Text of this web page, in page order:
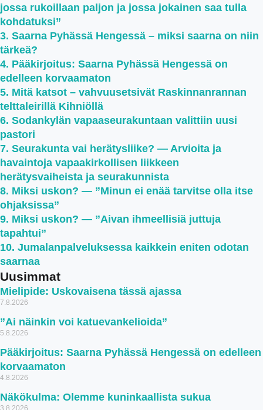
jossa rukoillaan paljon ja jossa jokainen saa tulla
kohdatuksi”
Saarna Pyhässä Hengessä – miksi saarna on niin
tärkeä?
Pääkirjoitus: Saarna Pyhässä Hengessä on
edelleen korvaamaton
Mitä katsot – vahvuusetsivät Raskinnanrannan
telttaleirillä Kihniöllä
Sodankylän vapaaseurakuntaan valittiin uusi
pastori
Seurakunta vai herätysliike? — Arvioita ja
havaintoja vapaakirkollisen liikkeen
herätysvaiheista ja seurakunnista
Miksi uskon? — ”Minun ei enää tarvitse olla itse
ohjaksissa”
Miksi uskon? — ”Aivan ihmeellisiä juttuja
tapahtui”
Jumalanpalveluksessa kaikkein eniten odotan
saarnaa
Uusimmat
Mielipide: Uskovaisena tässä ajassa
7.8.2026
”Ai näinkin voi katuevankelioida”
5.8.2026
Pääkirjoitus: Saarna Pyhässä Hengessä on edelleen
korvaamaton
4.8.2026
Näkökulma: Olemme kuninkaallista sukua
3.8.2026